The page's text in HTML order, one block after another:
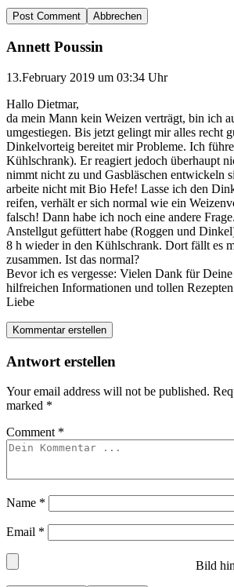
Abbrechen
Annett Poussin
13.February 2019 um 03:34 Uhr
Hallo Dietmar,
da mein Mann kein Weizen verträgt, bin ich
umgestiegen. Bis jetzt gelingt mir alles recht
Dinkelvorteig bereitet mir Probleme. Ich
Kühlschrank). Er reagiert jedoch überhaupt
nimmt nicht zu und Gasbläschen entwickeln
arbeite nicht mit Bio Hefe! Lasse ich den
reifen, verhält er sich normal wie ein
falsch! Dann habe ich noch eine andere
Anstellgut gefüttert habe (Roggen und
8 h wieder in den Kühlschrank. Dort fällt es
zusammen. Ist das normal?
Bevor ich es vergesse: Vielen Dank für
hilfreichen Informationen und tollen
Liebe
Kommentar erstellen
Antwort erstellen
Your email address will not be published.
marked *
Comment *
Name *
Email *
Bild